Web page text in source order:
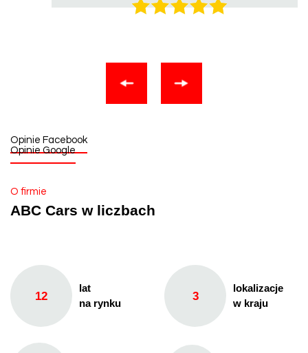
Opinie Facebook
Opinie Google
O firmie
ABC Cars w liczbach
12
lat
na rynku
3
lokalizacje
w kraju